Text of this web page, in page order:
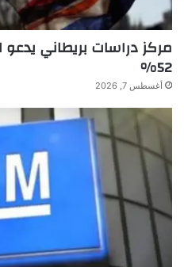
مركز دراسات بريطاني يدعو
52%
أغسطس 7, 2026